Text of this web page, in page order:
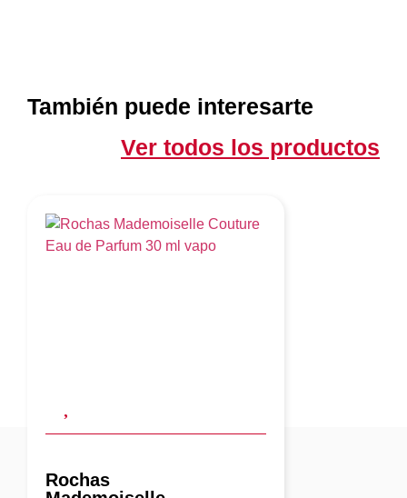
También puede interesarte
Ver todos los productos
Rochas